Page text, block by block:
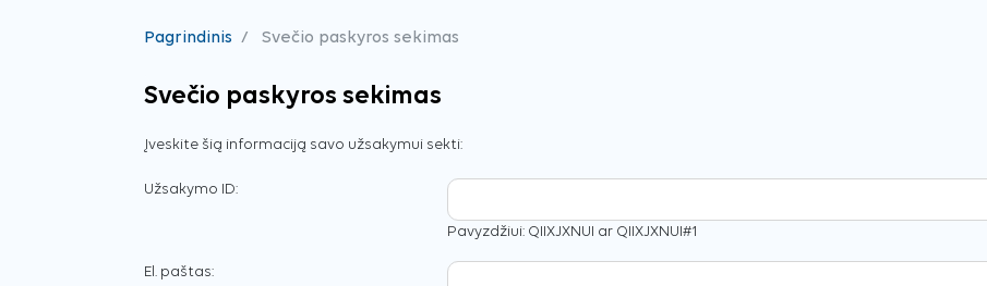
Pagrindinis Svečio paskyros sekimas
Svečio paskyros sekimas
Įveskite šią informaciją savo užsakymui sekti:
Užsakymo ID:
Pavyzdžiui: QIIXJXNUI ar QIIXJXNUI#1
El. paštas: